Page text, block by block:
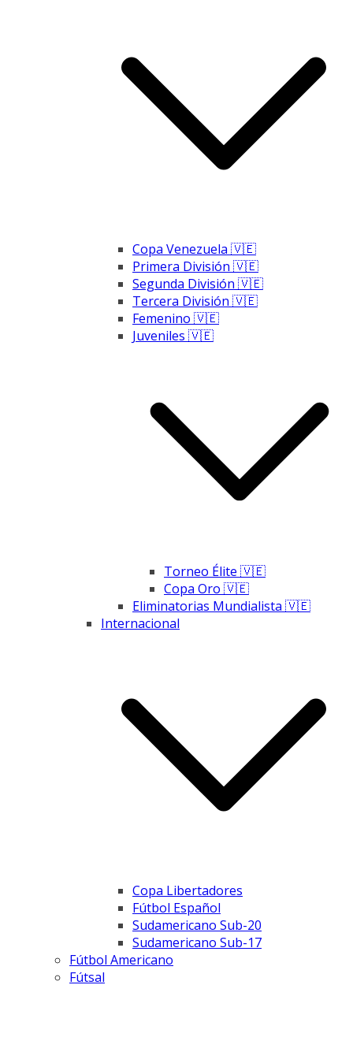
Copa Venezuela 🇻🇪
Primera División 🇻🇪
Segunda División 🇻🇪
Tercera División 🇻🇪
Femenino 🇻🇪
Juveniles 🇻🇪
Torneo Élite 🇻🇪
Copa Oro 🇻🇪
Eliminatorias Mundialista 🇻🇪
Internacional
Copa Libertadores
Fútbol Español
Sudamericano Sub-20
Sudamericano Sub-17
Fútbol Americano
Fútsal